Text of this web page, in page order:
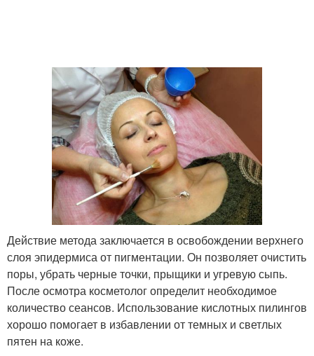
Действие метода заключается в освобождении верхнего
слоя эпидермиса от пигментации. Он позволяет очистить
поры, убрать черные точки, прыщики и угревую сыпь.
После осмотра косметолог определит необходимое
количество сеансов. Использование кислотных пилингов
хорошо помогает в избавлении от темных и светлых
пятен на коже.